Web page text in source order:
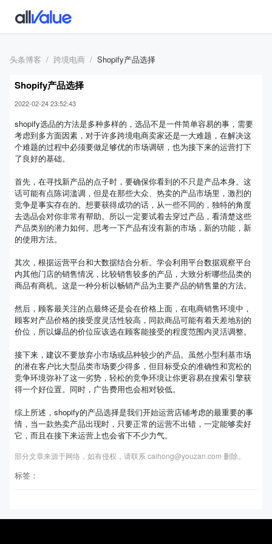
头条博客 跨境电商 Shopify产品选择
Shopify产品选择
2022-02-24 23:52:43
shopify选品的方法是多种多样的，选品不是一件简单容易的事，需要
考虑到多方面因素，对于许多跨境电商卖家还是一大难题，在解决这
个难题的过程中必须要做足够优的市场调研，也为接下来的运营打下
了良好的基础。
首先，在寻找新产品的点子时，要确保你看到的不只是产品本身。这
话可能有点陈词滥调，但是在那些大众、热卖的产品市场里，激烈的
竞争是事实存在的。想要获得成功的话，从一些不同的，独特的角度
去选品会对你非常有帮助。所以一定要试着去穿过产品，看清楚这些
产品类别的潜力如何。思考一下产品有没有新的市场，新的功能，新
的使用方法。
其次，根据运营平台和大数据结合分析。学会利用平台数据观察平台
内其他门店的销售情况，比较销售较多的产品，大致分析哪些品类的
商品有商机。这是一种分析以畅销产品为主要产品的销售量的方法。
然后，顾客最关注的点最终还是会在价格上面，在电商销售环境中，
顾客对产品价格的接受度灵活性较高，同款商品可能有着天差地别的
价位，所以爆品的价位应该选在顾客能接受的程度范围内灵活调整。
接下来，建议不要放弃小市场或品种较少的产品。虽然小型利基市场
的潜在客户比大型品类市场要少得多，但目标受众的准确性和宽松的
竞争环境弥补了这一劣势，轻松的竞争环境让你更容易在搜索引擎获
得一个好位置。同时，广告费用也会相对较低。
综上所述，shopify的产品选择是我们开始运营店铺考虑的最重要的事
情，当一款热卖产品出现时，只要正常的运营不出错，一定能够卖好
它，而且在接下来运营上也会省下不少力气。
部分文章来源于网络，如有侵权，请联系 caihong@youzan.com 删除。
标签：